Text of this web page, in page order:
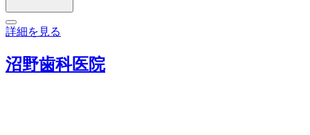
詳細を見る
沼野歯科医院